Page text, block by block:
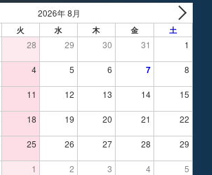
2026年 8月
火 水 木 金 土
28 29 30 31 1
4 5 6 7 8
11 12 13 14 15
18 19 20 21 22
25 26 27 28 29
1 2 3 4 5